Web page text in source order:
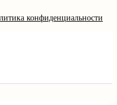
конфиденциальности